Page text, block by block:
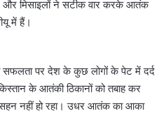
और मिसाइलों ने सटीक वार करके आतंक
में हैं।
सफलता पर देश के कुछ लोगों के पेट में दर्द
के आतंकी ठिकानों को तबाह कर
नहीं हो रहा। उधर आतंक का आका